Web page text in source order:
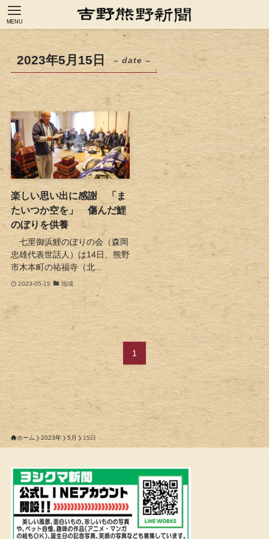
MENU
2023年5月15日 – date –
楽しい思い出に感謝 「ま
たいつか空を」 傷んだ鯉
のぼりを供養
七里御浜鯉のぼりの会（森岡
忠雄代表世話人）は14日、熊野
市木本町の祐福寺（北...
2023-05-15 地域
1
ホーム 2023年 5月 15日